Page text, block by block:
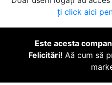
ți click aici
Este acesta
Felicitări! Aă cum să